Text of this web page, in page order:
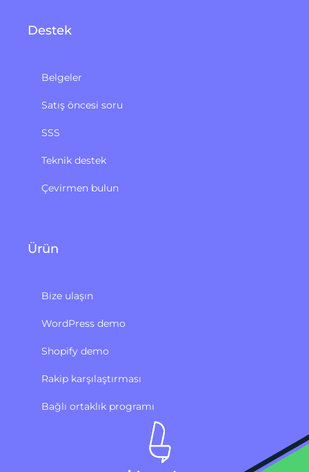
Destek
Belgeler
Satış öncesi soru
SSS
Teknik destek
Çevirmen bulun
Ürün
Bize ulaşın
WordPress demo
Shopify demo
Rakip karşılaştırması
Bağlı ortaklık programı